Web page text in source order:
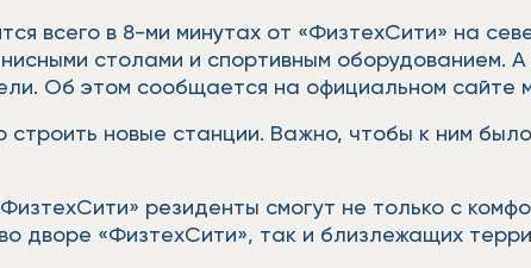
всего в 8-ми минутах от «ФизтехСити» на
столами и спортивным оборудованием. А
Об этом сообщается на официальном сайте
новые станции. Важно, чтобы к ним
резиденты смогут не только с
дворе «ФизтехСити», так и близлежащих